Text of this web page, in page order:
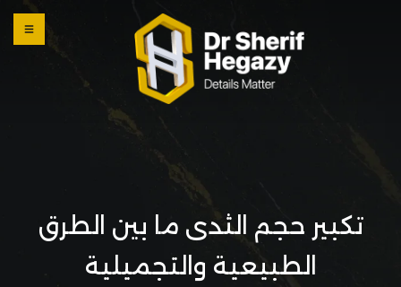
تكبير حجم الثدى ما بين الطرق
الطبيعية والتجميلية